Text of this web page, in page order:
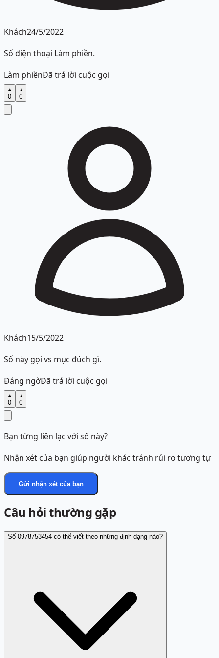
Khách24/5/2022
Số điện thoại Làm phiền.
Làm phiềnĐã trả lời cuộc gọi
0 0
Khách15/5/2022
Số này gọi vs mục đúch gì.
Đáng ngờĐã trả lời cuộc gọi
0 0
Bạn từng liên lạc với số này?
Nhận xét của bạn giúp người khác tránh rủi ro tương tự
Gửi nhận xét của bạn
Câu hỏi thường gặp
Số 0978753454 có thể viết theo những định dạng nào?